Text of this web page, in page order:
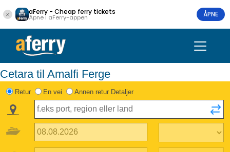
aFerry - Cheap ferry tickets
Åpne i aFerry-appen ÅPNE
Cetara til Amalfi Ferge
Retur En vei Annen retur Detaljer